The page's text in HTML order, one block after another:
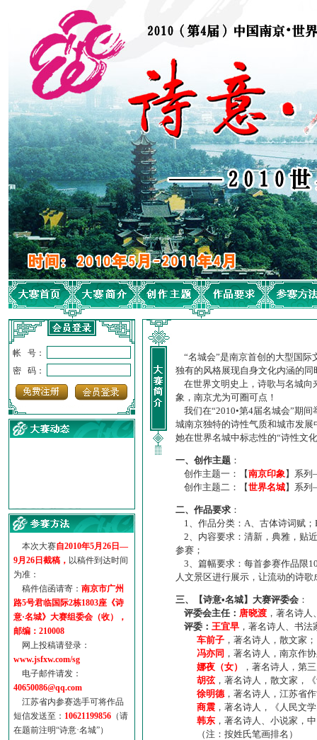
帐 号：
密 码：
·【诗意·名城】地铁展示作...
诗意名城·地铁时间
地铁完美呈现【诗意·名城...
参赛作品多达5000多首
“诗意·名城”晒诗会
特别通知--致广大诗词爱好...
本次大赛自2010年5月26日—
9月26日截稿， 以稿件到达时间
为准：
稿件信函请寄： 南京市广州
路5号君临国际2栋1803座《诗
意·名城》大赛组委会（收），
邮编：210008
网上投稿请登录：
www.jsfxw.com/sg
电子邮件请发：
40650086@qq.com
江苏省内参赛选手可将作品
短信发送至： 10621199856 （请
在题前注明“诗意·名城”）
“名城会”是南京首创的大型国际
独有的风格展现自身文化内涵的
在世界文明史上，诗歌与名城向
象，南京尤为可圈可点！
我们在“2010•第4届名城会”期
城南京独特的诗性气质和城市发
她在世界名城中标志性的“诗性文
一、创作主题 ：
创作主题一：【南京印象】系
创作主题二：【世界名城】系
二、作品要求 ：
1、作品分类：A、古体诗词赋；
2、内容要求：清新，典雅，贴
参赛；
3、篇幅要求：每首参赛作品限
人文景区进行展示，让流动的诗
三、【诗意•名城】大赛评委会 ：
评委会主任： 唐晓渡 ，著名诗
评委： 王宜早 ，著名诗人、书
车前子 ，著名诗人，散文家；
冯亦同 ，著名诗人，南京作
娜夜（女）
，著名诗人，第
胡弦，著名诗人，散文家，
徐明德，著名诗人，江苏省
商震 ，著名诗人，《人民文
韩东 ，著名诗人、小说家，
（注：按姓氏笔画排名）